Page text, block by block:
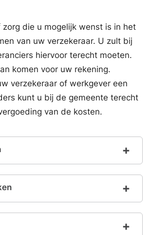
zorg die u mogelijk wenst is in het
van uw verzekeraar. U zult bij
hiervoor terecht moeten.
komen voor uw rekening.
verzekeraar of werkgever een
kunt u bij de gemeente terecht
van de kosten.